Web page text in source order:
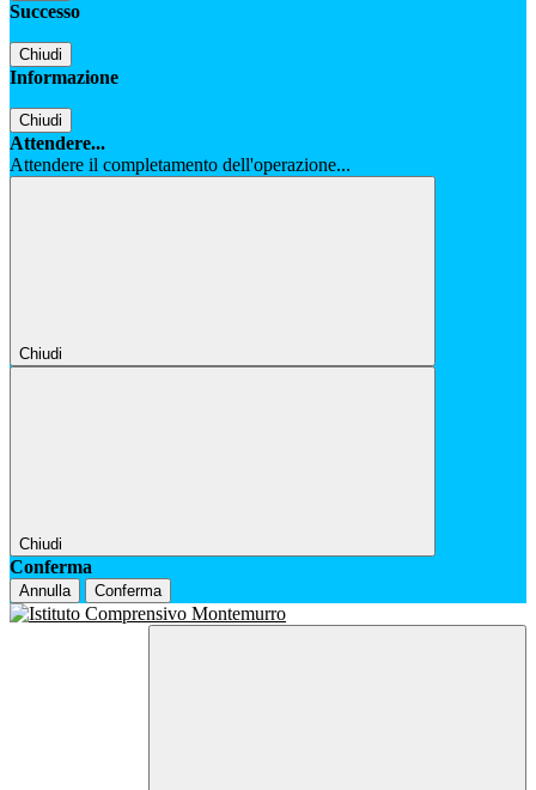
Successo
Chiudi
Informazione
Chiudi
Attendere...
Attendere il completamento dell'operazione...
Chiudi
Chiudi
Conferma
Annulla Conferma